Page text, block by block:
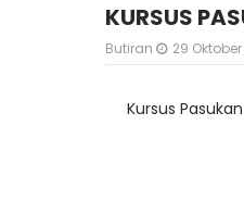
KURSUS
Butiran 29
Kursus